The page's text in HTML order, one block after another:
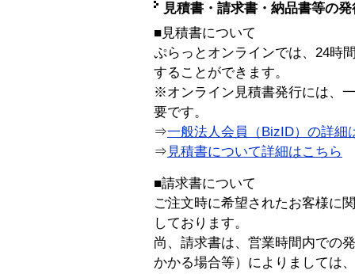
見積書・請求書・納品書等の
■見積書について
ぷらっとオンラインでは、24時
することができます。
※オンライン見積書発行には、
要です。
⇒一般法人会員（BizID）の詳細
⇒ 見積書について詳細はこちら
■請求書について
ご注文時に希望されたお客様に
しております。
尚、請求書は、営業時間内での
かかる場合等）によりましては